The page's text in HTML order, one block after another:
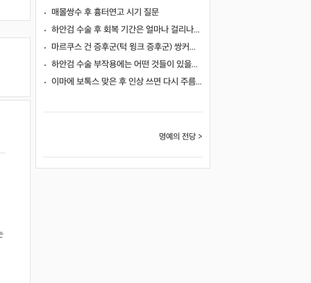
매몰쌍수 후 흉터연고 시기 질문
하안검 수술 후 회복 기간은 얼마나 걸리나요?
마르쿠스 건 증후군(턱 윙크 증후군) 쌍커풀 수술 가능 여부
하안검 수술 부작용에는 어떤 것들이 있을까요?
이마에 보톡스 맞은 후 인상 쓰면 다시 주름이 생길까요?
명예의 전당 >